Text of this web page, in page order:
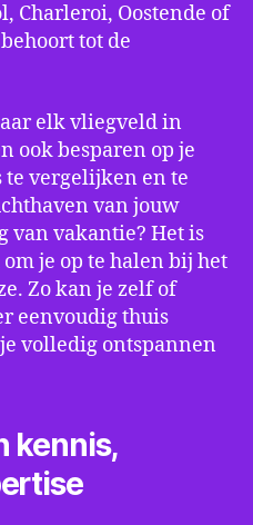
Charleroi, Oostende of
tot de
elk vliegveld in
ook besparen op je
vergelijken en te
van jouw
van vakantie? Het is
je op te halen bij het
Zo kan je zelf of
eenvoudig thuis
volledig ontspannen
kennis,